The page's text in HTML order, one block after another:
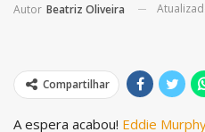
Autor Beatriz Oliveira
Compartilhar
A espera acabou! Eddie